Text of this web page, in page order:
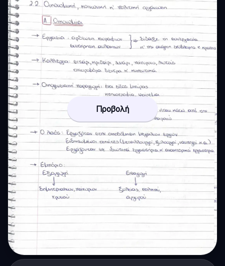
Προβολή